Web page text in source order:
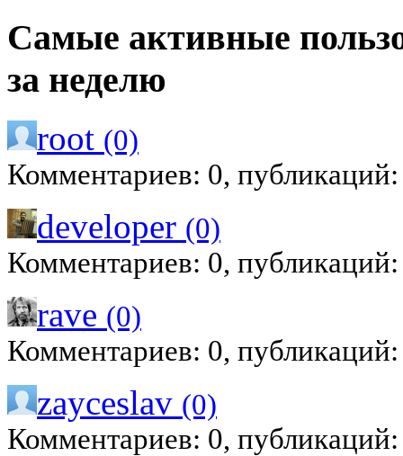
Самые активные
за неделю
root (0)
Комментариев: 0,
developer (0)
Комментариев: 0,
rave (0)
Комментариев: 0,
zayceslav (0)
Комментариев: 0,